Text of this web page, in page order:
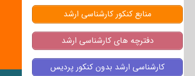
منابع کنکور کارشناسی ارشد
دفترچه های کارشناسی ارشد
کارشناسی ارشد بدون کنکور پردیس